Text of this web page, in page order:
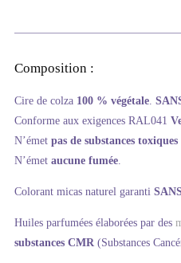
Composition :
Cire de colza 100 % végétale
Conforme aux exigences RAL041
N’émet pas de substances toxiques
N’émet aucune fumée
Colorant micas naturel garanti
Huiles parfumées élaborées par des
substances CMR (Substances